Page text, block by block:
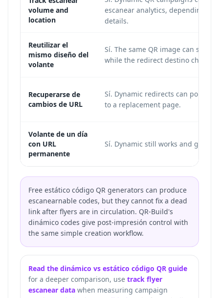
volume and
location
escanear analytics, depending on
details.
Reutilizar el
mismo diseño del
volante
Sí. The same QR image can stay
while the redirect destino
Recuperarse de
cambios de URL
Sí. Dynamic redirects can point
to a replacement page.
Volante de un día
con URL
permanente
Sí. Dynamic still works and gives
Free estático código QR generators can produce
escanearnable codes, but they cannot fix a dead
link after flyers are in circulation. QR-Build's
dinámico codes give post-impresión control with
the same simple creation workflow.
Read the dinámico vs estático código QR guide
for a deeper comparison, use track flyer
escanear data when measuring campaign